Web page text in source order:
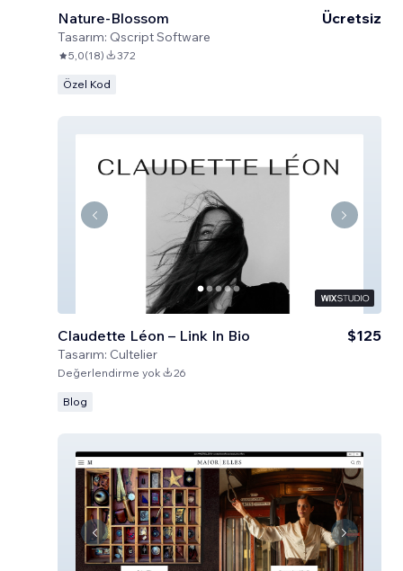
Nature-Blossom
Tasarım: Qscript Software
Ücretsiz
5,0(18) 372
Özel Kod
Claudette Léon – Link In Bio
Tasarım: Cultelier
$125
Değerlendirme yok 26
Blog